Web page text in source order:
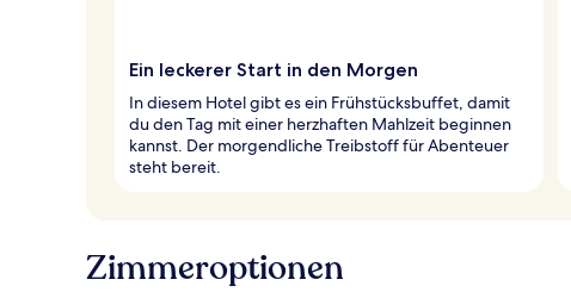
Ein leckerer Start in den Morgen
In diesem Hotel gibt es ein Frühstücksbuffet, damit
du den Tag mit einer herzhaften Mahlzeit beginnen
kannst. Der morgendliche Treibstoff für Abenteuer
steht bereit.
Zimmeroptionen